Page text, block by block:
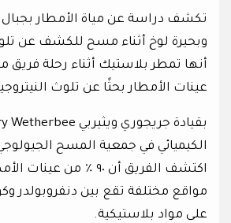
تكشف دراسة عن مياة الأمطار بجبال
وبحيرة لوخ أثناء مسح للكشف عن
أنها تمطر بلاستيك أثناء رحلة فريق
عينات الأمطار بحثًا عن تلوث
الكيميائي في جمعية المسح الجيولوجي
اكتشف الفريق أن ٩٠ ٪ من
مواقع مختلفة تقع بين دنفروبولدر
على مواد بلاستيكية.